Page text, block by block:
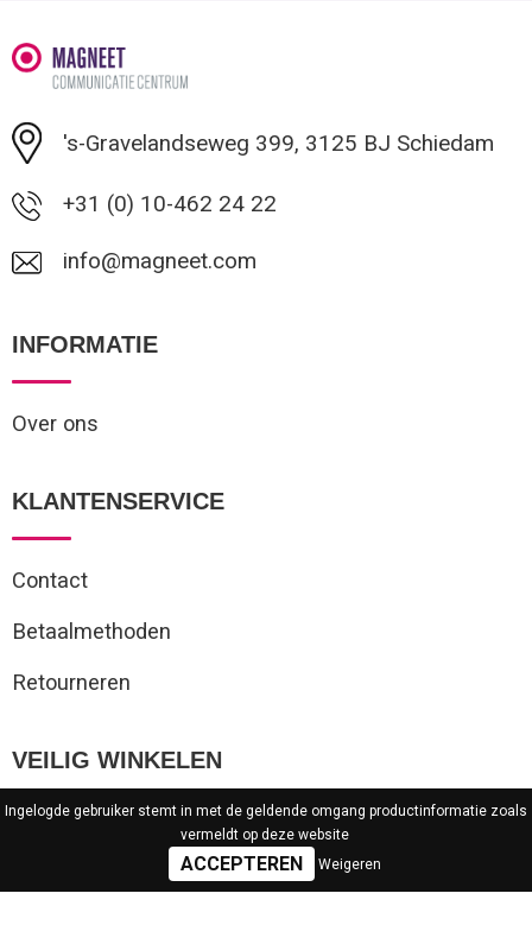
's-Gravelandseweg 399, 3125 BJ Schiedam
+31 (0) 10-462 24 22
info@magneet.com
INFORMATIE
Over ons
KLANTENSERVICE
Contact
Betaalmethoden
Retourneren
VEILIG WINKELEN
Algemene voorwaarden
Privacyverklaring
Ingelogde gebruiker stemt in met de geldende omgang productinformatie zoals
vermeldt op deze website
Weigeren